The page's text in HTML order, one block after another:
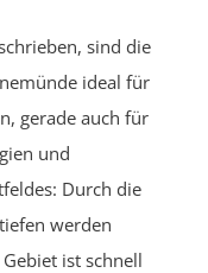
sind die
ideal für
gerade auch für
und
Durch die
werden
ist schnell